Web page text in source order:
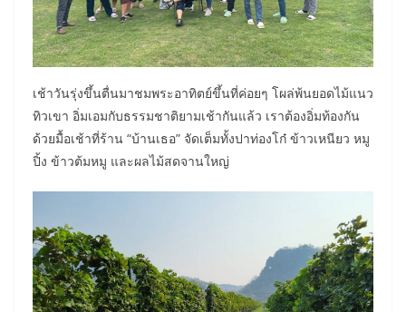
เช้าวันรุ่งขึ้นตื่นมาชมพระอาทิตย์ขึ้นที่ค่อยๆ โผล่พ้นยอดไม้แนว
ทิวเขา อิ่มเอมกับธรรมชาติยามเช้ากันแล้ว เราต้องอิ่มท้องกัน
ด้วยมื้อเช้าที่ร้าน “บ้านเธอ” จัดเต็มทั้งปาท่องโก๋ ข้าวเหนียว หมู
ปิ้ง ข้าวต้มหมู และผลไม้สดจานใหญ่